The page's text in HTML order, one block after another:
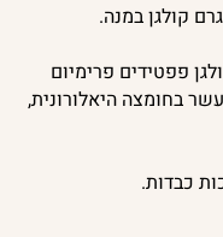
פפטידים פרימיום
בחומצה היאלורונית,
כבדות.